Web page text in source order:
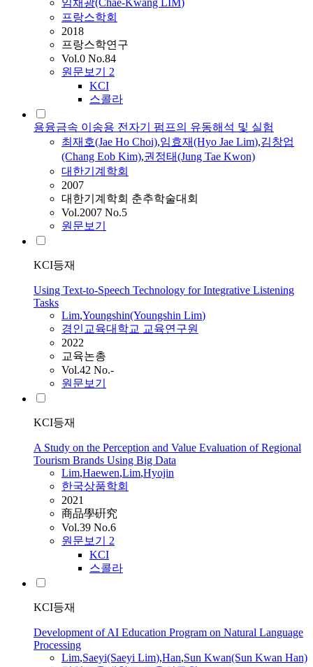
임채광(Chae-Kwang LIM)
프랑스학회
2018
프랑스학연구
Vol.0 No.84
원문보기 2
KCI
스콜라
용융금속 이송용 전자기 펌프의 유동해석 및 실험
최재호(Jae Ho Choi),임효재(Hyo Jae Lim),김창업
(Chang Eob Kim),권정태(Jung Tae Kwon)
대한기계학회
2007
대한기계학회 춘추학술대회
Vol.2007 No.5
원문보기
KCI등재
Using Text-to-Speech Technology for Integrative Listening
Tasks
Lim,Youngshin(Youngshin Lim)
경인교육대학교 교육연구원
2022
교육논총
Vol.42 No.-
원문보기
KCI등재
A Study on the Perception and Value Evaluation of Regional
Tourism Brands Using Big Data
Lim,Haewen,Lim,Hyojin
한국상품학회
2021
商品學硏究
Vol.39 No.6
원문보기 2
KCI
스콜라
KCI등재
Development of AI Education Program on Natural Language
Processing
Lim,Saeyi(Saeyi Lim),Han,Sun Kwan(Sun Kwan Han)